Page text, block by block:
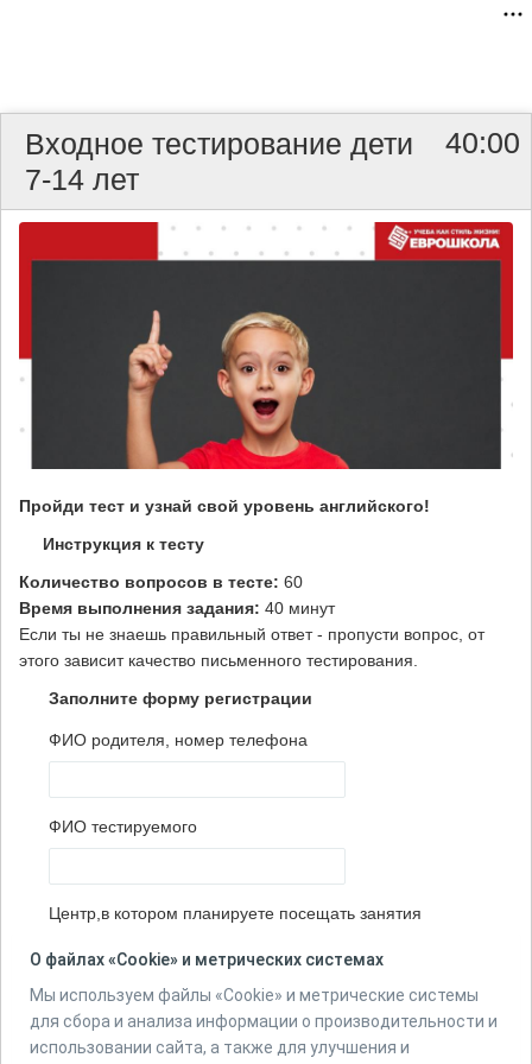
40:00
Входное тестирование дети
7-14 лет
Пройди тест и узнай свой уровень английского!
Инструкция к тесту
Количество вопросов в тесте: 60
Время выполнения задания: 40 минут
Если ты не знаешь правильный ответ - пропусти вопрос, от
этого зависит качество письменного тестирования.
Заполните форму регистрации
ФИО родителя, номер телефона
ФИО тестируемого
Центр,в котором планируете посещать занятия
Количество вопросов в тесте:
О файлах «Cookie» и метрических системах
Мы используем файлы «Cookie» и метрические системы
для сбора и анализа информации о производительности и
использовании сайта, а также для улучшения и